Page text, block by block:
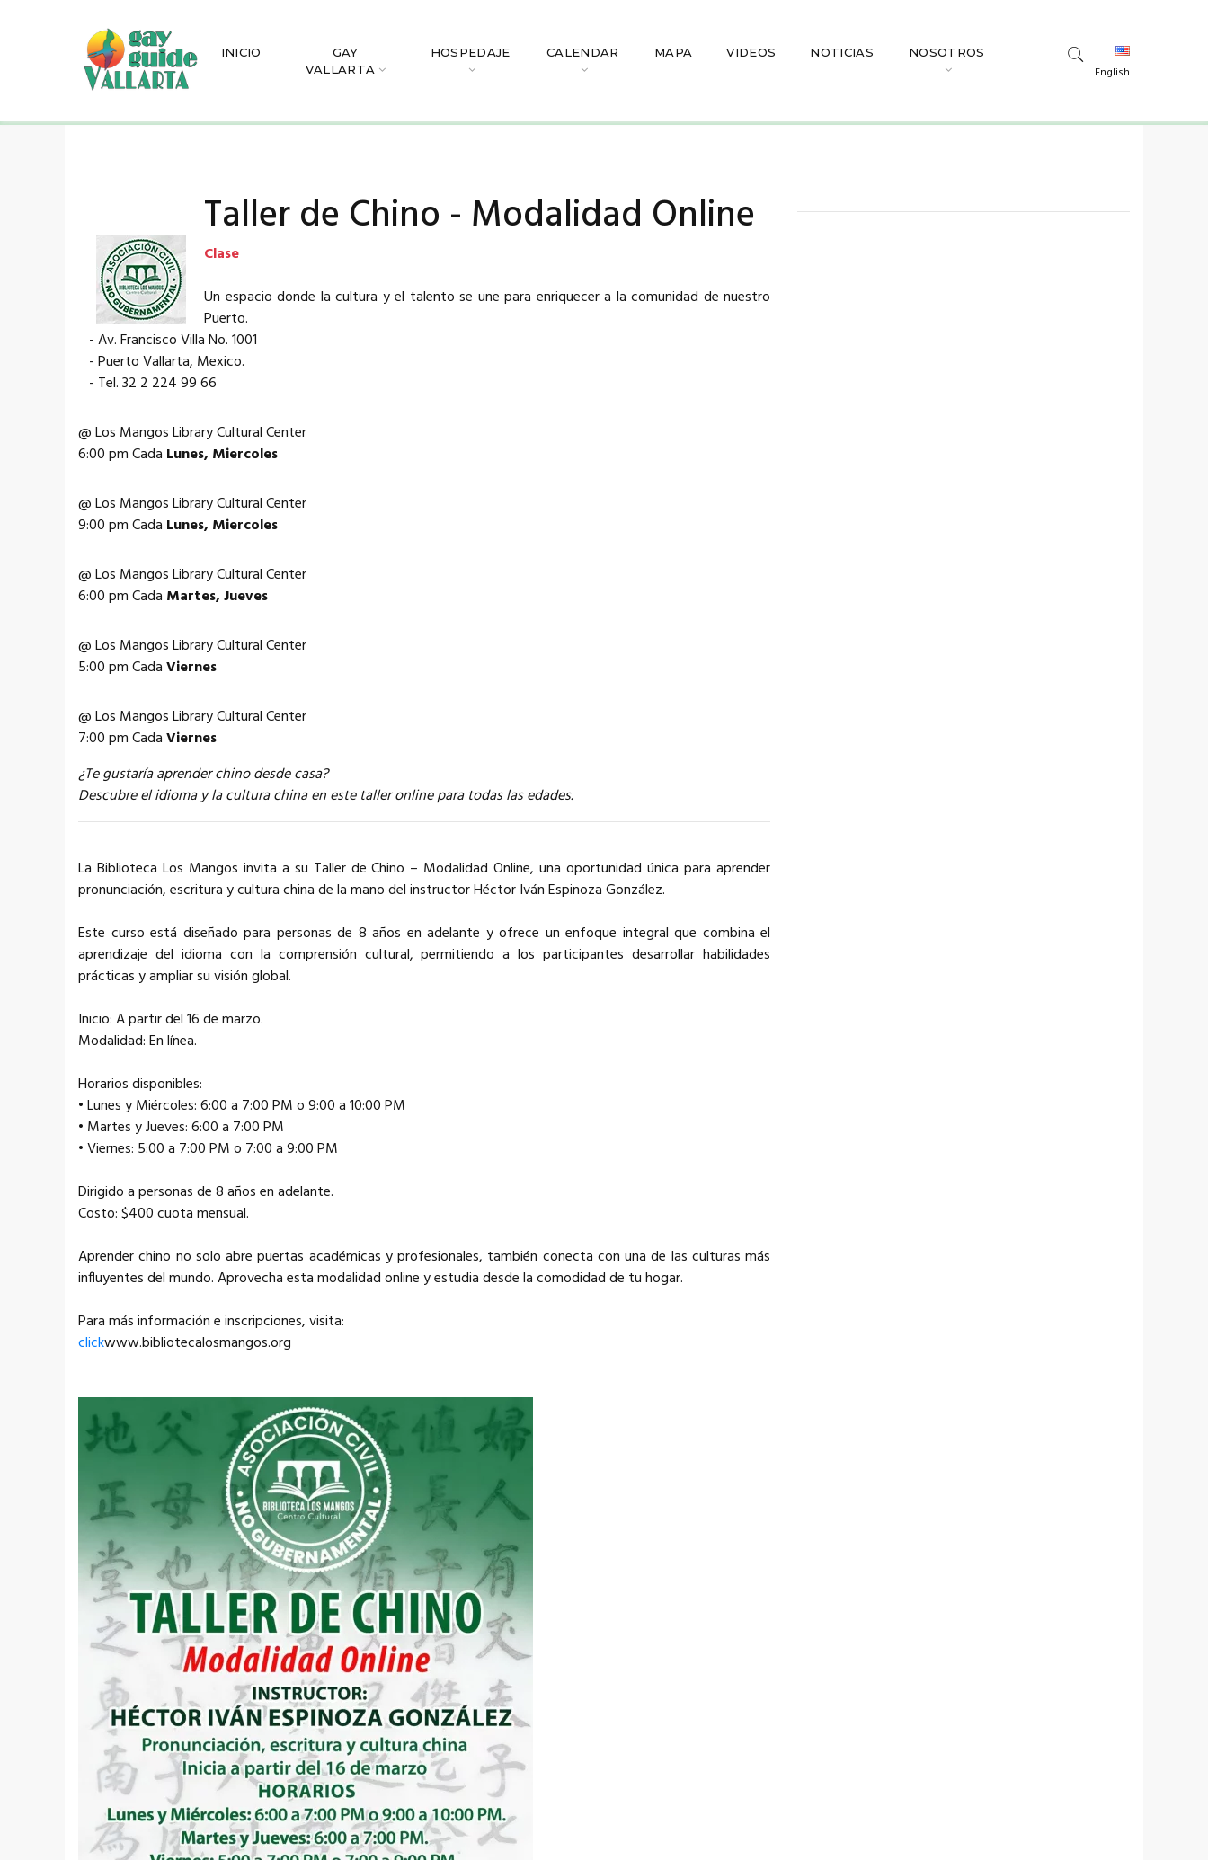
INICIO
GAY
VALLARTA
HOSPEDAJE CALENDAR MAPA VIDEOS NOTICIAS NOSOTROS
English
Taller de Chino - Modalidad Online
Clase
Un espacio donde la cultura y el talento se une para enriquecer a la comunidad de nuestro
Puerto.
- Av. Francisco Villa No. 1001
- Puerto Vallarta, Mexico.
- Tel. 32 2 224 99 66
@ Los Mangos Library Cultural Center
6:00 pm Cada Lunes, Miercoles
@ Los Mangos Library Cultural Center
9:00 pm Cada Lunes, Miercoles
@ Los Mangos Library Cultural Center
6:00 pm Cada Martes, Jueves
@ Los Mangos Library Cultural Center
5:00 pm CadaViernes
@ Los Mangos Library Cultural Center
7:00 pm CadaViernes
¿Te gustaría aprender chino desde casa?
Descubre el idioma y la cultura china en este taller online para todas las edades.
La Biblioteca Los Mangos invita a su Taller de Chino – Modalidad Online, una oportunidad única para aprender
pronunciación, escritura y cultura china de la mano del instructor Héctor Iván Espinoza González.
Este curso está diseñado para personas de 8 años en adelante y ofrece un enfoque integral que combina el
aprendizaje del idioma con la comprensión cultural, permitiendo a los participantes desarrollar habilidades
prácticas y ampliar su visión global.
Inicio: A partir del 16 de marzo.
Modalidad: En línea.
Horarios disponibles:
• Lunes y Miércoles: 6:00 a 7:00 PM o 9:00 a 10:00 PM
• Martes y Jueves: 6:00 a 7:00 PM
• Viernes: 5:00 a 7:00 PM o 7:00 a 9:00 PM
Dirigido a personas de 8 años en adelante.
Costo: $400 cuota mensual.
Aprender chino no solo abre puertas académicas y profesionales, también conecta con una de las culturas más
influyentes del mundo. Aprovecha esta modalidad online y estudia desde la comodidad de tu hogar.
Para más información e inscripciones, visita:
clickwww.bibliotecalosmangos.org